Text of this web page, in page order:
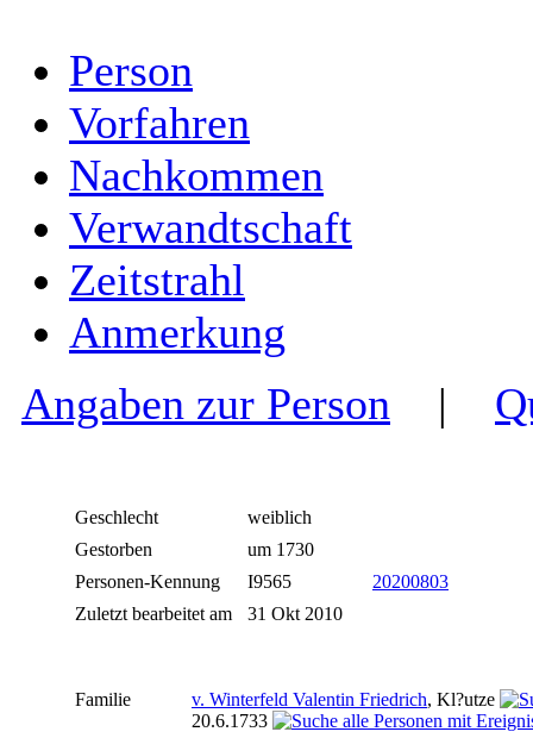
Person
Vorfahren
Nachkommen
Verwandtschaft
Zeitstrahl
Anmerkung
Angaben zur Person |
Geschlecht
weiblich
Gestorben
um 1730
Personen-Kennung
I9565
20200803
Zuletzt bearbeitet am
31 Okt 2010
Familie v. Winterfeld Valentin Friedrich, Kl?utze
20.6.1733